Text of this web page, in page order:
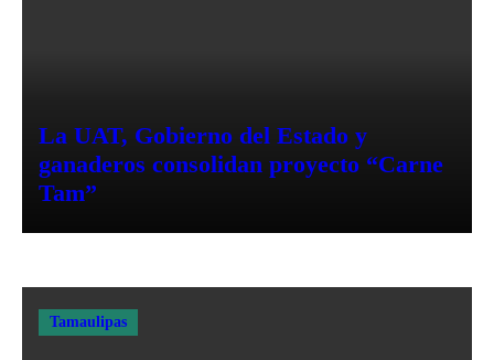
La UAT, Gobierno del Estado y
ganaderos consolidan proyecto “Carne
Tam”
Tamaulipas